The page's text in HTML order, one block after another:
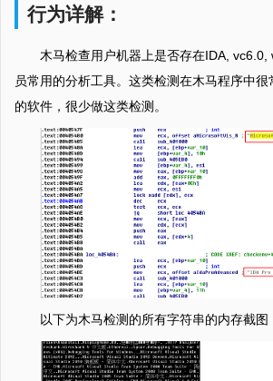
行为详解：
木马检查用户机器上是否存在IDA, vc6.0,
员常用的分析工具。这类检测在木马程序中
的软件，很少做这类检测。
以下为木马检测的所有字符串的内存截图